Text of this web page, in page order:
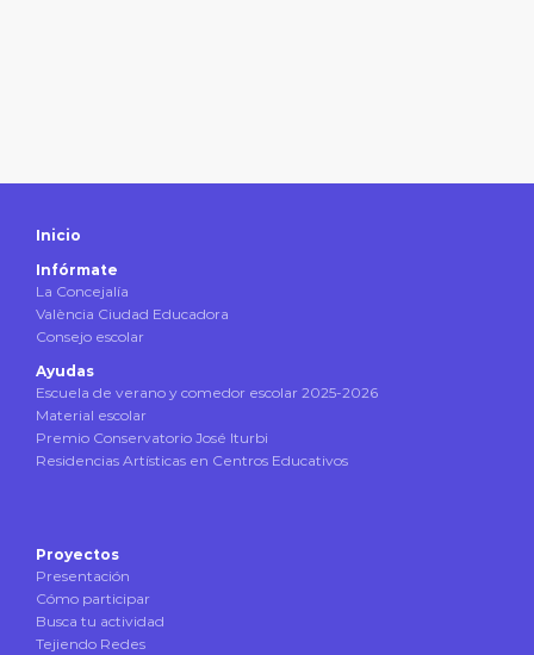
Inicio
Infórmate
La Concejalía
València Ciudad Educadora
Consejo escolar
Ayudas
Escuela de verano y comedor escolar 2025-2026
Material escolar
Premio Conservatorio José Iturbi
Residencias Artísticas en Centros Educativos
Proyectos
Presentación
Cómo participar
Busca tu actividad
Tejiendo Redes